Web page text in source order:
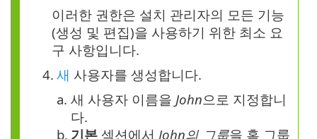
이러한 권한은 설치 관리자의 모든 기능
(생성 및 편집)을 사용하기 위한 최소 요
구 사항입니다.
4. 새 사용자를 생성합니다.
a. 새 사용자 이름을 John으로 지정합니
다.
b. 기본 섹션에서 John의 그룹을 홈 그룹